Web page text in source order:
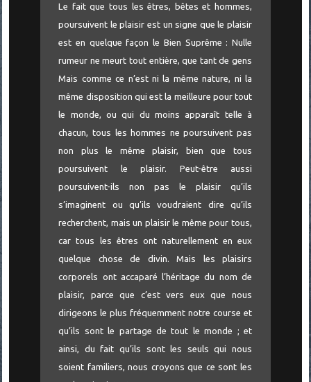
Le fait que tous les êtres, bêtes et hommes,
poursuivent le plaisir est un signe que le plaisir
est en quelque façon le Bien Suprême : Nulle
rumeur ne meurt tout entière, que tant de gens
Mais comme ce n’est ni la même nature, ni la
même disposition qui est la meilleure pour tout
le monde, ou qui du moins apparaît telle à
chacun, tous les hommes ne poursuivent pas
non plus le même plaisir, bien que tous
poursuivent le plaisir. Peut-être aussi
poursuivent-ils non pas le plaisir qu’ils
s’imaginent ou qu’ils voudraient dire qu’ils
recherchent, mais un plaisir le même pour tous,
car tous les êtres ont naturellement en eux
quelque chose de divin. Mais les plaisirs
corporels ont accaparé l’héritage du nom de
plaisir, parce que c’est vers eux que nous
dirigeons le plus fréquemment notre course et
qu’ils sont le partage de tout le monde ; et
ainsi, du fait qu’ils sont les seuls qui nous
soient familiers, nous croyons que ce sont les